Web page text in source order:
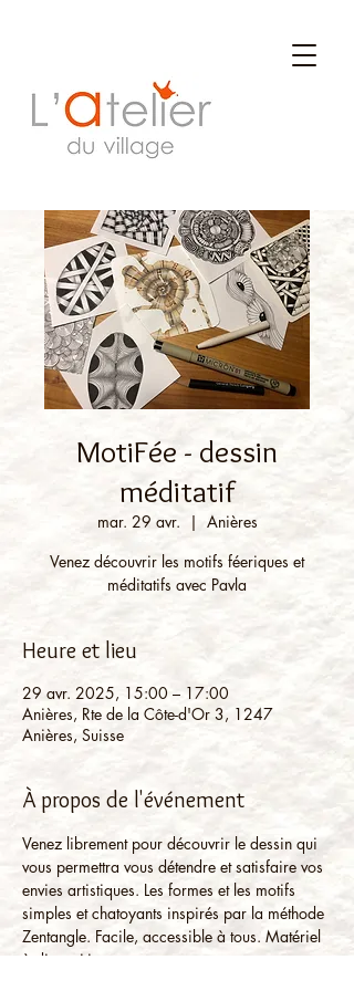
MotiFée - dessin
méditatif
mar. 29 avr.
  |
Anières
Venez découvrir les motifs féeriques et
méditatifs avec Pavla
Heure et lieu
29 avr. 2025, 15:00 – 17:00
Anières, Rte de la Côte-d'Or 3, 1247
Anières, Suisse
À propos de l'événement
Venez librement pour découvrir le dessin qui
vous permettra vous détendre et satisfaire vos
envies artistiques. Les formes et les motifs
simples et chatoyants inspirés par la méthode
Zentangle. Facile, accessible à tous. Matériel
à disposition.